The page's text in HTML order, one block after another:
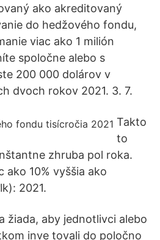
ako akreditovaný
do hedžového fondu,
viac ako 1 milión
spoločne alebo s
200 000 dolárov v
dvoch rokov 2021. 3. 7.
Takto
to
zhruba pol roka.
ako 10% vyššia ako
2021.
žiada, aby jednotlivci alebo
inve tovali do poločno